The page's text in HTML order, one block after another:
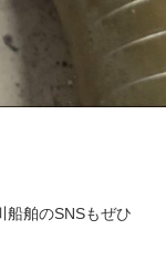
船舶のSNSもぜひ